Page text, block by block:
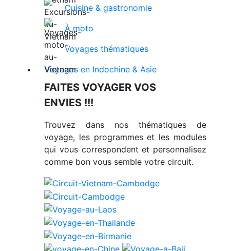
Cuisine & gastronomie
À moto
Voyages thématiques
Voyages en Indochine & Asie
FAITES VOYAGER VOS
ENVIES !!!
Trouvez dans nos thématiques de
voyage, les programmes et les modules
qui vous correspondent et personnalisez
comme bon vous semble votre circuit.